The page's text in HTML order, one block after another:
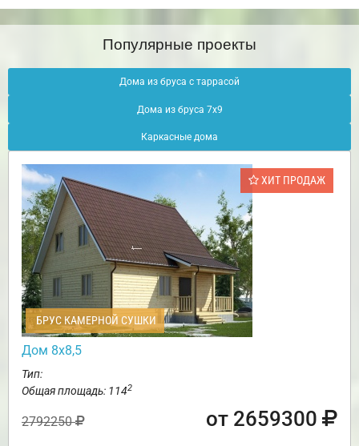
Популярные проекты
Дома из бруса с таррасой
Дома из бруса 7х9
Каркасные дома
ХИТ ПРОДАЖ
БРУС КАМЕРНОЙ СУШКИ
Дом 8х8,5
Тип:
Общая площадь: 1142
2792250 от 2659300